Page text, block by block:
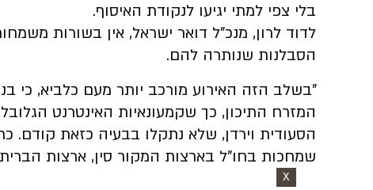
בלי צפי למתי יגיעו לנקודת האיסוף.
לדוד לרון, מנכ"ל דואר ישראל, אין בשורות
הסבלנות שנותרה להם.
"בשלב הזה האירוע מורכב יותר מעם כלביא, כי
המזרח התיכון, כך שקמעונאיות האינטרנט
הסעודית וירדן, שלא נתקלו בבעיה כזאת קודם.
שמחכות בחו"ל בארצות המקור סין, ארצות הברית
X